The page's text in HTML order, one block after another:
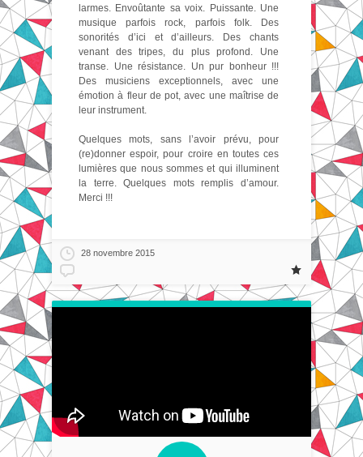
larmes. Envoûtante sa voix. Puissante. Une
musique parfois rock, parfois folk. Des
sonorités d’ici et d’ailleurs. Des chants
venant des tripes, du plus profond. Une
transe. Une résistance. Un pur bonheur !!!
Des musiciens exceptionnels, avec une
émotion à fleur de pot, avec une maîtrise de
leur instrument.
Quelques mots, sans l’avoir prévu, pour
(re)donner espoir, pour croire en toutes ces
lumières que nous sommes et qui illuminent
la terre. Quelques mots remplis d’amour.
Merci !!!
28 novembre 2015